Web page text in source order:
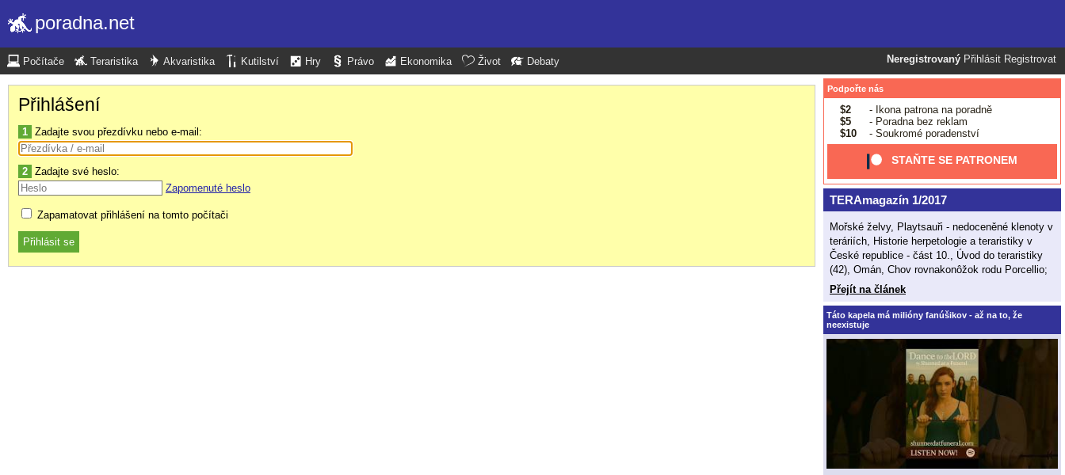
poradna.net
Neregistrovaný Přihlásit Registrovat
Počítače Teraristika Akvaristika Kutilství Hry Právo Ekonomika Život Debaty
Přihlášení
1 Zadajte svou přezdívku nebo e-mail:
2 Zadajte své heslo:
Zapomenuté heslo
Zapamatovat přihlášení na tomto počítači
Podpořte nás
$2
- Ikona patrona na poradně
$5
- Poradna bez reklam
$10
- Soukromé poradenství
STAŇTE SE PATRONEM
TERAmagazín 1/2017
Mořské želvy, Playtsauři - nedoceněné klenoty v
teráriích, Historie herpetologie a teraristiky v
České republice - část 10., Úvod do teraristiky
(42), Omán, Chov rovnakonôžok rodu Porcellio;
Přejít na článek
Táto kapela má milióny fanúšikov - až na to, že
neexistuje